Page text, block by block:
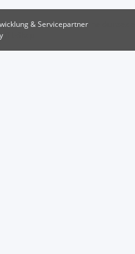
& Servicepartner